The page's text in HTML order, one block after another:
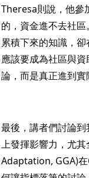
Theresa則說，他參
的，資金進不去社
累積下來的知識，
應該要成為社區與
論，而是真正進到實
最後，講者們討論
上發揮影響力，尤
Adaptation, GGA)